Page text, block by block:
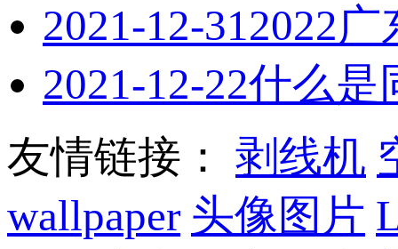
2021-12-312022
2021-12-22什么是
友情链接： 剥线机
wallpaper 头像图片